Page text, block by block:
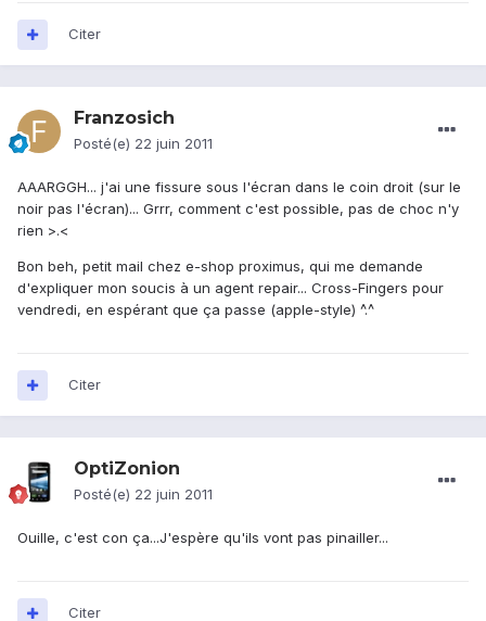
Citer
Franzosich
Posté(e) 22 juin 2011
AAARGGH... j'ai une fissure sous l'écran dans le coin droit (sur le
noir pas l'écran)... Grrr, comment c'est possible, pas de choc n'y
rien >.<
Bon beh, petit mail chez e-shop proximus, qui me demande
d'expliquer mon soucis à un agent repair... Cross-Fingers pour
vendredi, en espérant que ça passe (apple-style) ^.^
Citer
OptiZonion
Posté(e) 22 juin 2011
Ouille, c'est con ça...J'espère qu'ils vont pas pinailler...
Citer